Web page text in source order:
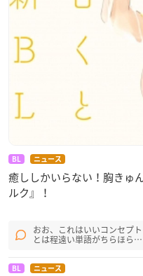
BL ニュース
癒ししかいらない！胸きゅ
ルク』！
おお、これはいいコンセプ
とは程遠い単語がちらほら…
BL ニュース